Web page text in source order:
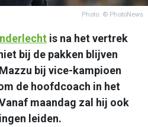
Photo: © PhotoNews
is na het vertrek
bij de pakken blijven
bij vice-kampioen
de hoofdcoach in het
maandag zal hij ook
leiden.